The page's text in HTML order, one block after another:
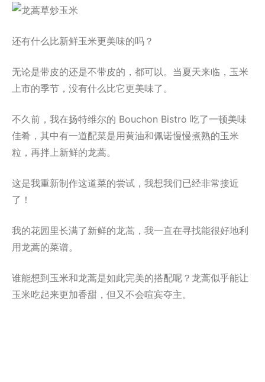
还有什么比新鲜玉米更美味的吗？
无论是带皮的还是不带皮的，都可以。当夏天来临，玉米
上市的季节，没有什么比它更美味了。
不久前，我在扬特维尔的 Bouchon Bistro 吃了一顿美味
佳肴，其中有一道配菜是用黄油和佩诺慢慢煮熟的玉米
粒，再拌上新鲜的龙蒿。
这是我重新制作这道菜的尝试，我想我们已经非常接近
了！
我的花园里长满了新鲜的龙蒿，我一直在寻找能很好地利
用龙蒿的菜谱。
谁能想到玉米和龙蒿是如此完美的搭配呢？龙蒿似乎能让
玉米吃起来更加香甜，但又不会喧宾夺主。